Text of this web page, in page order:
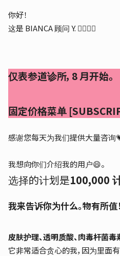
你好！
这是 BIANCA 顾问 Y. 🙋🏻‍♀️✨
仅表参道诊所，8 月开始。
固定价格菜单
感谢您每天为我们提供大量咨询
我想向你们介绍我的用户😄。
选择的计划是100,000
我来告诉你为什么。物有所值！
皮肤护理、透明质酸、肉毒杆菌毒
它非常适合贪心的我，因为里面